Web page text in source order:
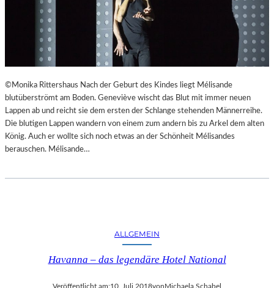
©Monika Rittershaus Nach der Geburt des Kindes liegt Mélisande
blutüberströmt am Boden. Geneviève wischt das Blut mit immer neuen
Lappen ab und reicht sie dem ersten der Schlange stehenden Männerreihe.
Die blutigen Lappen wandern von einem zum andern bis zu Arkel dem alten
König. Auch er wollte sich noch etwas an der Schönheit Mélisandes
berauschen. Mélisande…
ALLGEMEIN
Havanna – das legendäre Hotel National
Veröffentlicht am:10. Juli 2018vonMichaela Schabel